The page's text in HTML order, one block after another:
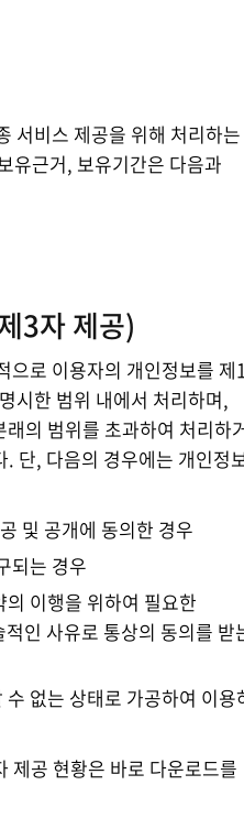
서비스 제공을 위해 처리하는
유근거, 보유기간은 다음과
3자 제공)
으로 이용자의 개인정보를 제
시한 범위 내에서 처리하며,
의 범위를 초과하여 처리하
단, 다음의 경우에는 개인정
및 공개에 동의한 경우
되는 경우
이행을 위하여 필요한
인 사유로 통상의 동의를 받
없는 상태로 가공하여 이용
제공 현황은 바로 다운로드를